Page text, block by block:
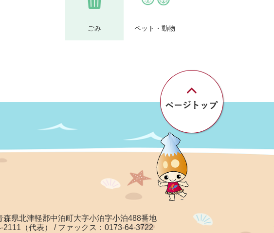
ごみ ペット・動物
県北津軽郡中泊町大字小泊字小泊488番地
2111（代表） / ファックス：0173-64-3722